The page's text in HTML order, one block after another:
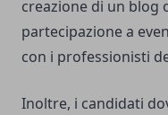
creazione di un blog
partecipazione a
con i professionisti
Inoltre, i candidati